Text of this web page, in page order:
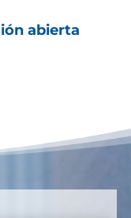
abierta